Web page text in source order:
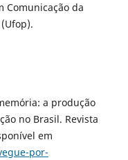
Comunicação da
a produção
no Brasil. Revista
em
por-